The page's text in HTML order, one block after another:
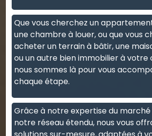
Que vous cherchez un
une chambre à louer, ou que vous
acheter un terrain à bâtir, une
ou un autre bien immobilier à votre
nous sommes là pour vous
chaque étape.
Grâce à notre expertise du
notre réseau étendu, nous vous